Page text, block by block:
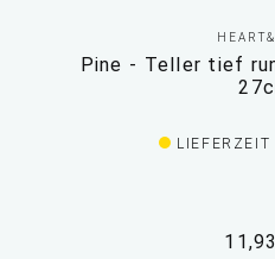
Pine - Teller tief